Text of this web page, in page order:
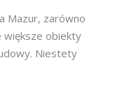
Mazur, zarówno
większe obiekty
Niestety